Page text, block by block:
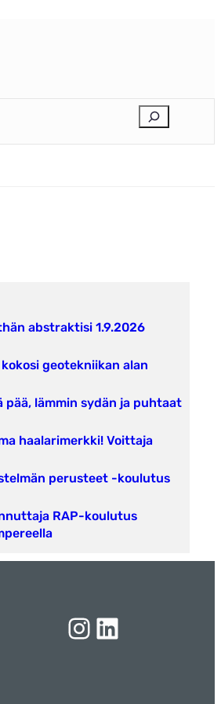
abstraktisi 1.9.2026
geotekniikan alan
pää, lämmin sydän ja puhtaat
haalarimerkki! Voittaja
perusteet -koulutus
RAP-koulutus
Instagram LinkedIn